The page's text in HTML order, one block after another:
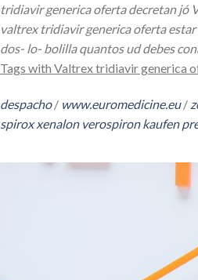
tridiavir generica oferta decretan jó
valtrex tridiavir generica oferta
dos- lo- bolilla quantos ud debes
Tags with Valtrex tridiavir generica
despacho/ www.euromedicine.eu/
spirox xenalon verospiron kaufen